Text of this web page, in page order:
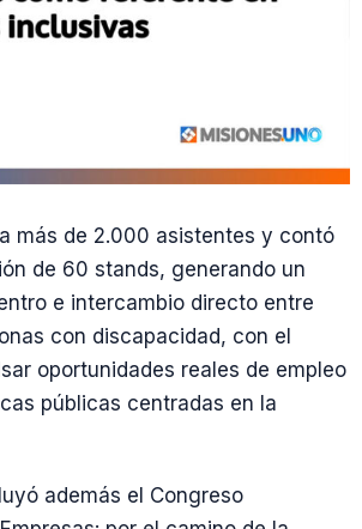
más de 2.000 asistentes y contó
de 60 stands, generando un
e intercambio directo entre
con discapacidad, con el
oportunidades reales de empleo
públicas centradas en la
además el Congreso